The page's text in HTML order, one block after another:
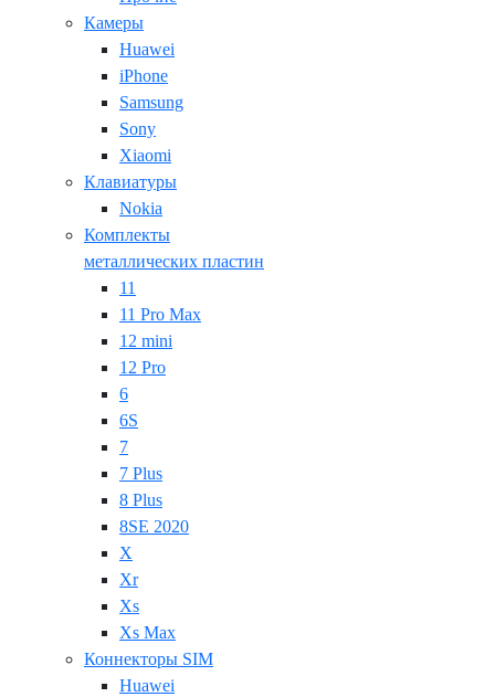
Камеры
Huawei
iPhone
Samsung
Sony
Xiaomi
Клавиатуры
Nokia
Комплекты
металлических пластин
11
11 Pro Max
12 mini
12 Pro
6
6S
7
7 Plus
8 Plus
8SE 2020
X
Xr
Xs
Xs Max
Коннекторы SIM
Huawei